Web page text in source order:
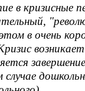
в кризисные
в очень